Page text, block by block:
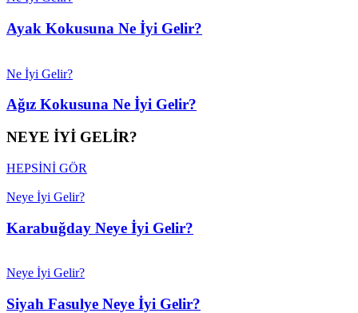
Ayak Kokusuna Ne İyi Gelir?
Ne İyi Gelir?
Ağız Kokusuna Ne İyi Gelir?
NEYE İYİ GELİR?
HEPSİNİ GÖR
Neye İyi Gelir?
Karabuğday Neye İyi Gelir?
Neye İyi Gelir?
Siyah Fasulye Neye İyi Gelir?